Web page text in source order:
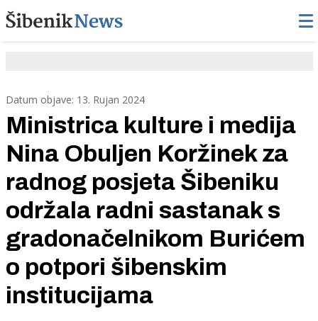
Datum objave: 13. Rujan 2024
Ministrica kulture i medija
Nina Obuljen Koržinek za
radnog posjeta Šibeniku
održala radni sastanak s
gradonačelnikom Burićem
o potpori šibenskim
institucijama